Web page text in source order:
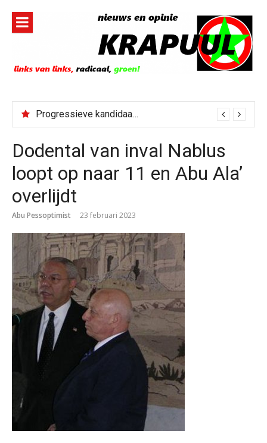
inhoud
Progressieve kandidaat El-Sayed senaatskandidaat Michigan
Dodental van inval Nablus
loopt op naar 11 en Abu Ala’
overlijdt
Abu Pessoptimist 23 februari 2023